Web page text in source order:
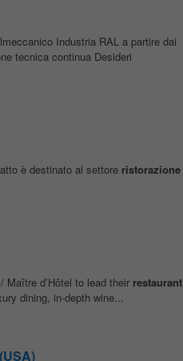
Industria RAL a partire dai
tecnica continua Desideri
è destinato al settore ristorazione
d’Hôtel to lead their restaurant
dining, in-depth wine...